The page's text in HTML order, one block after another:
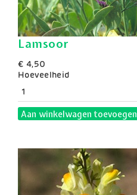
Lamsoor
€ 4,50
Hoeveelheid
Aan winkelwagen toevoegen